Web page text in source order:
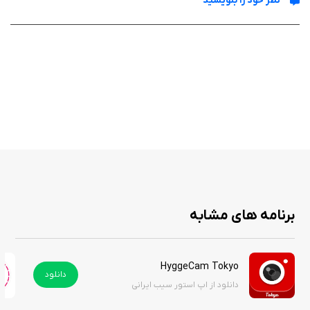
سالانه را انتخاب و درخواست اپل ایدی را کنسل کنید تا نسخه برنامه، پرمیوم
برنامه های مشابه
HyggeCam Tokyo
دانلود از اپ استور سیب ایرانی
دانلود